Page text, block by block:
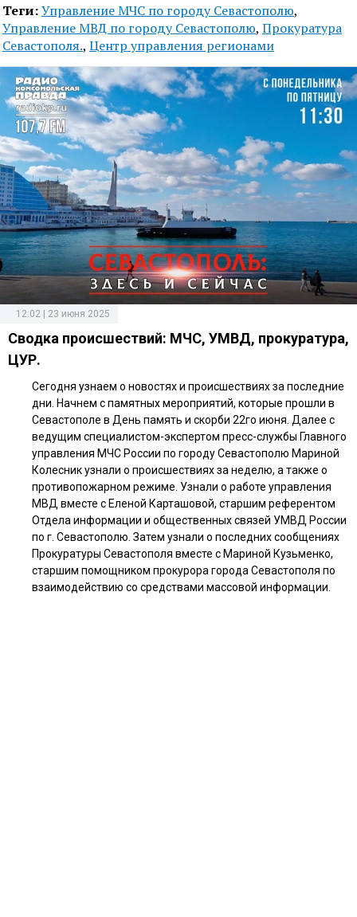
Теги:Управление МЧС по городу Севастополю,
Управление МВД по городу Севастополю, Прокуратура
Севастополя., Центр управления регионами
12:02 | 23 июня 2025
Сводка происшествий: МЧС, УМВД, прокуратура,
ЦУР.
Сегодня узнаем о новостях и происшествиях за последние
дни. Начнем с памятных мероприятий, которые прошли в
Севастополе в День память и скорби 22го июня. Далее с
ведущим специалистом-экспертом пресс-службы Главного
управления МЧС России по городу Севастополю Мариной
Колесник узнали о происшествиях за неделю, а также о
противопожарном режиме. Узнали о работе управления
МВД вместе с Еленой Карташовой, старшим референтом
Отдела информации и общественных связей УМВД России
по г. Севастополю. Затем узнали о последних сообщениях
Прокуратуры Севастополя вместе с Мариной Кузьменко,
старшим помощником прокурора города Севастополя по
взаимодействию со средствами массовой информации.